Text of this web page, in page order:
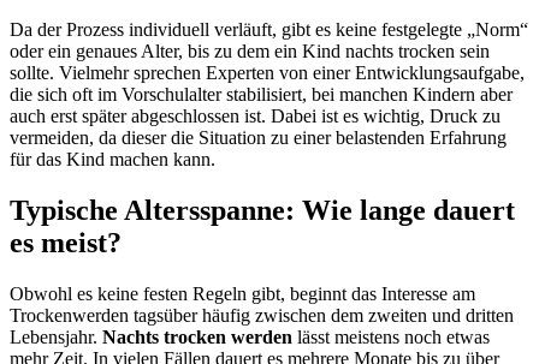
Da der Prozess individuell verläuft, gibt es keine festgelegte „Norm“
oder ein genaues Alter, bis zu dem ein Kind nachts trocken sein
sollte. Vielmehr sprechen Experten von einer Entwicklungsaufgabe,
die sich oft im Vorschulalter stabilisiert, bei manchen Kindern aber
auch erst später abgeschlossen ist. Dabei ist es wichtig, Druck zu
vermeiden, da dieser die Situation zu einer belastenden Erfahrung
für das Kind machen kann.
Typische Altersspanne: Wie lange dauert
es meist?
Obwohl es keine festen Regeln gibt, beginnt das Interesse am
Trockenwerden tagsüber häufig zwischen dem zweiten und dritten
Lebensjahr. Nachts trocken werden lässt meistens noch etwas
mehr Zeit. In vielen Fällen dauert es mehrere Monate bis zu über